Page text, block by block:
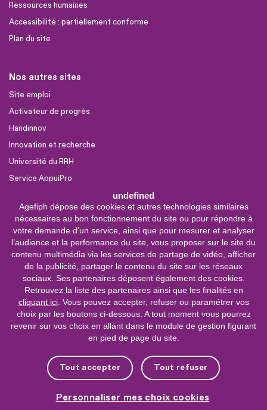
undefined
Agefiph dépose des cookies et autres technologies similaires
nécessaires au bon fonctionnement du site ou pour répondre à
votre demande d’un service, ainsi que pour mesurer et analyser
l’audience et la performance du site, vous proposer sur le site du
contenu multimédia via les services de partage de vidéo, afficher
de la publicité, partager le contenu du site sur les réseaux
sociaux. Ses partenaires déposent également des cookies.
Retrouvez la liste des partenaires ainsi que les finalités en
cliquant ici. Vous pouvez accepter, refuser ou paramétrer vos
choix par les boutons ci-dessous. A tout moment vous pourrez
revenir sur vos choix en allant dans le module de gestion figurant
en pied de page du site.
Tout accepter Tout refuser
Personnaliser mes choix cookies
Ressources humaines
Accessibilité : partiellement conforme
Plan du site
Nos autres sites
Site emploi
Activateur de progrès
Handinnov
Innovation et recherche
Université du RRH
Service AppuiPro
Nous suivre
Youtube
Linkedin
Facebook
0 800 11 10 09
Service &
appel gratuits
Nous contacter
Plateforme de mise en contact LSF